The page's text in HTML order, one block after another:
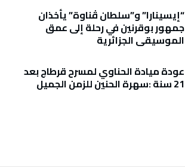
“إيسينارا” و”سلطان ڤناوة” يأخذان
جمهور بوقرنين في رحلة إلى عمق
الموسيقى الجزائرية
عودة ميادة الحناوي لمسرح قرطاج بعد
21 سنة :سهرة الحنين للزمن الجميل